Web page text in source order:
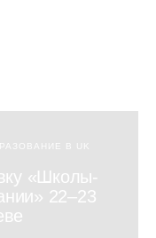
В UK
«Школы-
22–23